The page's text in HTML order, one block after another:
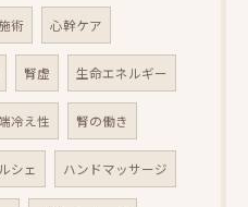
術 心幹ケア
腎虚 生命エネルギー
冷え性 腎の働き
シェ ハンドマッサージ